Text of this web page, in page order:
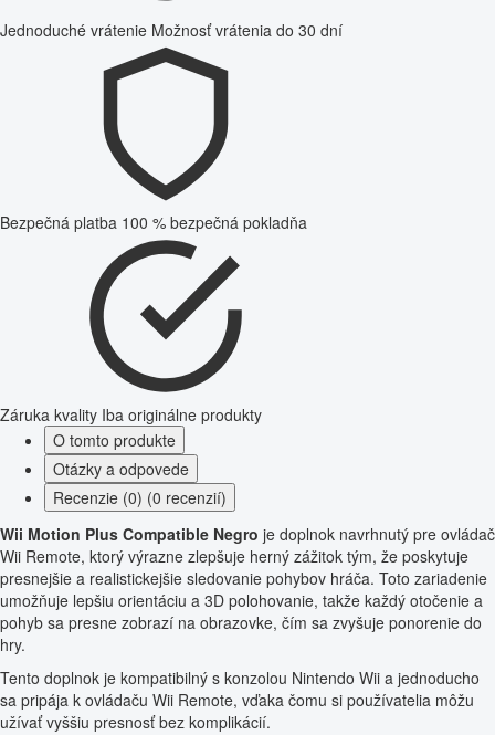
Jednoduché vrátenie Možnosť vrátenia do 30 dní
Bezpečná platba 100 % bezpečná pokladňa
Záruka kvality Iba originálne produkty
O tomto produkte
Otázky a odpovede
Recenzie (0) (0 recenzií)
Wii Motion Plus Compatible Negro je doplnok navrhnutý pre ovládač
Wii Remote, ktorý výrazne zlepšuje herný zážitok tým, že poskytuje
presnejšie a realistickejšie sledovanie pohybov hráča. Toto zariadenie
umožňuje lepšiu orientáciu a 3D polohovanie, takže každý otočenie a
pohyb sa presne zobrazí na obrazovke, čím sa zvyšuje ponorenie do
hry.
Tento doplnok je kompatibilný s konzolou Nintendo Wii a jednoducho
sa pripája k ovládaču Wii Remote, vďaka čomu si používatelia môžu
užívať vyššiu presnosť bez komplikácií.